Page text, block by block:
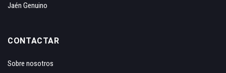
Jaén Genuino
CONTACTAR
Sobre nosotros